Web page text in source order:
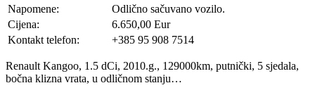
Napomene:
Odlično sačuvano vozilo.
Cijena:
6.650,00 Eur
Kontakt telefon:
+385 95 908 7514
Renault Kangoo, 1.5 dCi, 2010.g., 129000km, putnički, 5 sjedala,
bočna klizna vrata, u odličnom stanju…